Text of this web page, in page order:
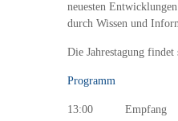
neuesten
durch Wissen und
Die Jahrestagung
Programm
13:00 Empfang